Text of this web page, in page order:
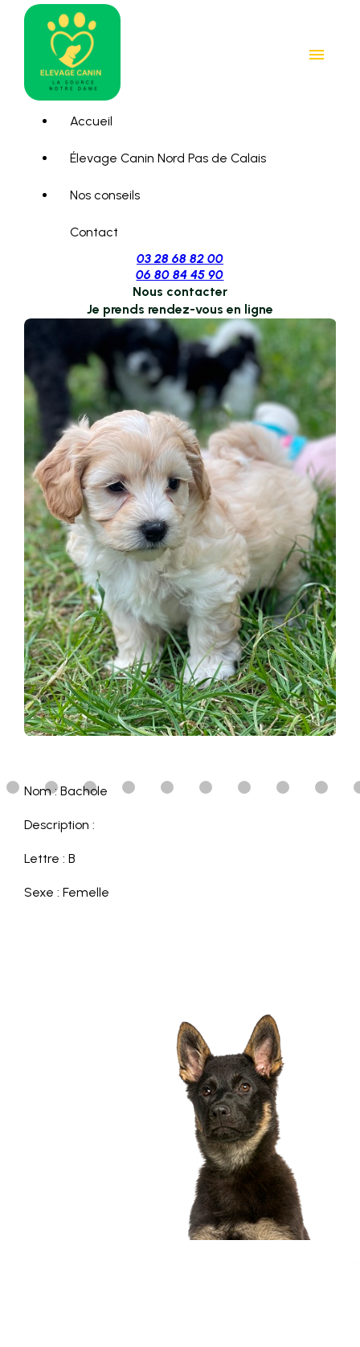
menu
Accueil
Élevage Canin Nord Pas de Calais
Nos conseils
Contact
03 28 68 82 00
06 80 84 45 90
Nous contacter
Je prends rendez-vous en ligne
Nom : Bachole
Description :
Lettre : B
Sexe : Femelle
Panneau de gestion des cookies